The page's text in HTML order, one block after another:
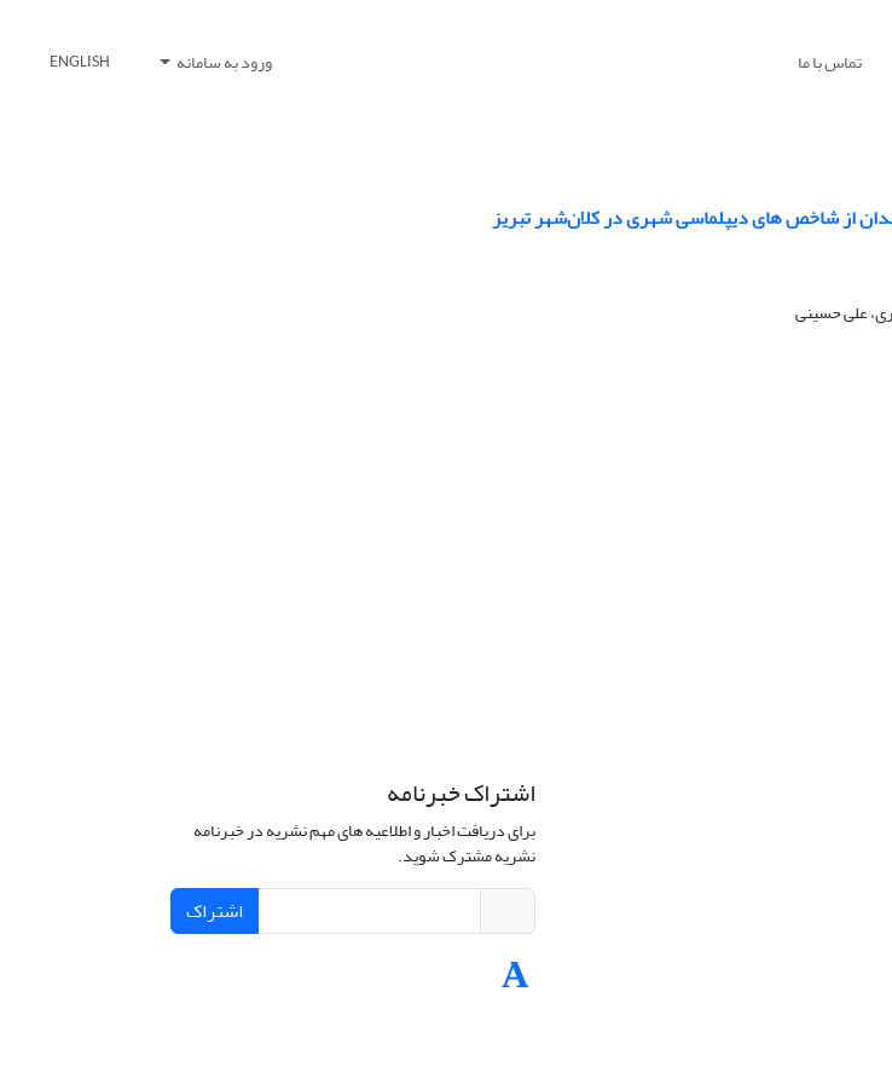
تماس با ما ورود به سامانه ENGLISH
از شاخص ‏های دیپلماسی شهری در کلان‌شهر تبریز
علی حسینی
اشتراک خبرنامه
برای دریافت اخبار و اطلاعیه های مهم نشریه در خبرنامه
نشریه مشترک شوید.
اشتراک